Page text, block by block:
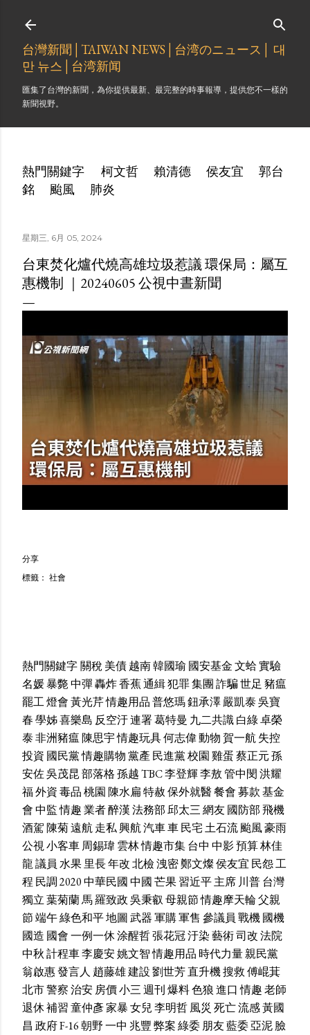
台灣新聞│TAIWAN NEWS│台湾のニュース│ 대
만 뉴스│台湾新闻
匯集了台灣的新聞，為你提供最新、最完整的時事報導，提供您不一樣的
新聞視野。
熱門關鍵字 柯文哲 賴清德 侯友宜
郭台
銘
颱風 肺炎
星期三, 6月 05, 2024
台東焚化爐代燒高雄垃圾惹議 環保局：屬互
惠機制 ｜20240605 公視中晝新聞
分享
標籤： 社會
熱門關鍵字關稅美債越南韓國瑜 國安基金文蛤實驗
名媛暴斃中彈轟炸香蕉通緝犯罪集團詐騙世足 豬瘟
罷工燈會黃光芹情趣用品普悠瑪鈕承澤嚴凱泰吳寶
春學姊喜樂島 反空汙連署葛特曼 九二共識白綠卓榮
泰非洲豬瘟陳思宇情趣玩具何志偉動物賀一航失控
投資 國民黨情趣購物黨產 民進黨校園雞蛋蔡正元孫
安佐吳茂昆部落格孫越TBC李登輝李敖管中閔洪耀
福外資毒品桃園陳水扁特赦保外就醫餐會募款基金
會中監情趣業者醉漢法務部邱太三網友國防部飛機
酒駕陳菊遠航走私興航汽車車民宅土石流颱風豪雨
公視小客車周錫瑋雲林情趣市集台中 中影預算林佳
龍議員 水果里長年改北檢洩密鄭文燦侯友宜 民怨工
程 民調2020中華民國中國芒果習近平主席 川普台灣
獨立葉菊蘭馬羅致政吳秉叡母親節情趣摩天輪父親
節端午綠色和平地圖武器軍購軍售 參議員 戰機國機
國造 國會一例一休涂醒哲張花冠汙染藝術司改法院
中秋計程車李慶安姚文智情趣用品 時代力量親民黨
翁啟惠發言人 趙藤雄建設劉世芳直升機搜救傅崐萁
北市警察治安房價小三週刊爆料色狼進口 情趣老師
退休補習童仲彥家暴女兒李明哲風災 死亡流感黃國
昌 政府F-16朝野一中 兆豐弊案綠委朋友藍委亞泥臉